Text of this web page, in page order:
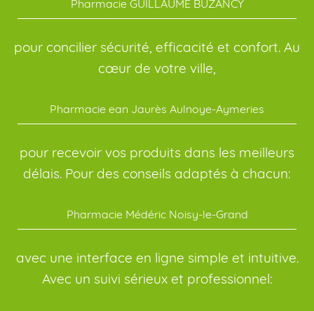
Pharmacie GUILLAUME BUZANCY
pour concilier sécurité, efficacité et confort. Au
cœur de votre ville,
Pharmacie ean Jaurès Aulnoye-Aymeries
pour recevoir vos produits dans les meilleurs
délais. Pour des conseils adaptés à chacun:
Pharmacie Médéric Noisy-le-Grand
avec une interface en ligne simple et intuitive.
Avec un suivi sérieux et professionnel: